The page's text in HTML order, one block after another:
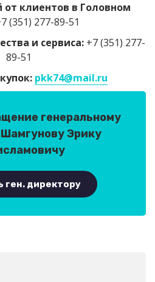
клиентов в Головном
(351) 277-89-51
и сервиса: +7 (351) 277-
89-51
pkk74@mail.ru
генеральному
Эрику
ген. директору